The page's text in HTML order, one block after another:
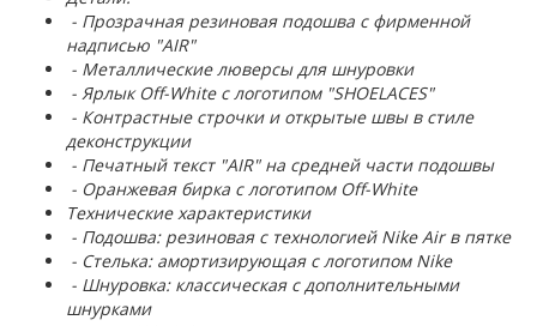
- Прозрачная резиновая подошва с фирменной
надписью "AIR"
- Металлические люверсы для шнуровки
- Ярлык Off-White с логотипом "SHOELACES"
- Контрастные строчки и открытые швы в стиле
деконструкции
- Печатный текст "AIR" на средней части подошвы
- Оранжевая бирка с логотипом Off-White
Технические характеристики
- Подошва: резиновая с технологией Nike Air в пятке
- Стелька: амортизирующая с логотипом Nike
- Шнуровка: классическая с дополнительными
шнурками